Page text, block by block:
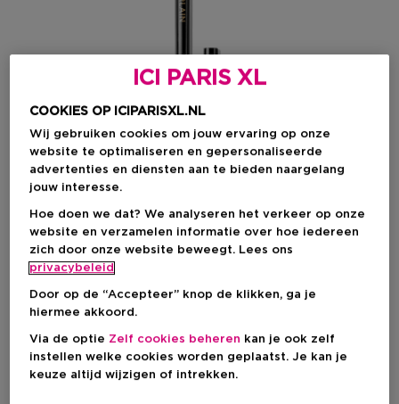
Kies je kleur
05 Jungle Green
Kortingsprijs
€ 24,04
Productprijs
€ 32,05
ICI PARIS XL
COOKIES OP ICIPARISXL.NL
Wij gebruiken cookies om jouw ervaring op onze
website te optimaliseren en gepersonaliseerde
advertenties en diensten aan te bieden naargelang
jouw interesse.
Hoe doen we dat? We analyseren het verkeer op onze
website en verzamelen informatie over hoe iedereen
zich door onze website beweegt. Lees ons
privacybeleid
Door op de “Accepteer” knop de klikken, ga je
hiermee akkoord.
Via de optie Zelf cookies beheren kan je ook zelf
instellen welke cookies worden geplaatst. Je kan je
keuze altijd wijzigen of intrekken.